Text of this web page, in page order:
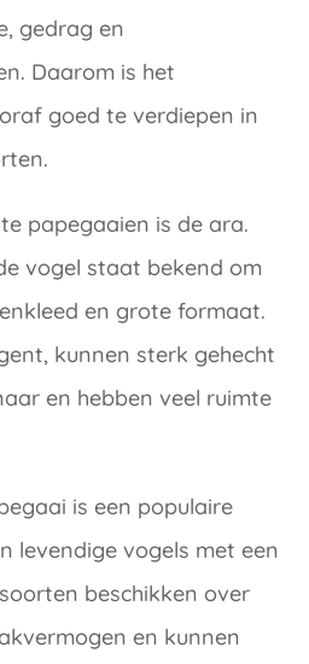
gedrag en
Daarom is het
goed te verdiepen in
papegaaien is de ara.
vogel staat bekend om
en grote formaat.
kunnen sterk gehecht
en hebben veel ruimte
is een populaire
levendige vogels met een
beschikken over
en kunnen